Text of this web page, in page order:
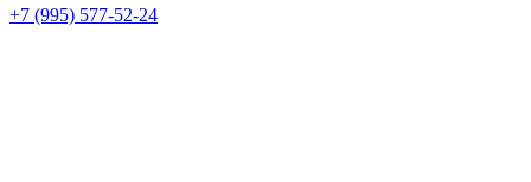
+7 (995) 577-52-24